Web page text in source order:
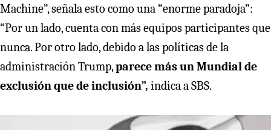
Machine”, señala esto como una “enorme paradoja”:
“Por un lado, cuenta con más equipos participantes que
nunca. Por otro lado, debido a las políticas de la
administración Trump,parece más un Mundial de
exclusión que de inclusión”, indica a SBS.